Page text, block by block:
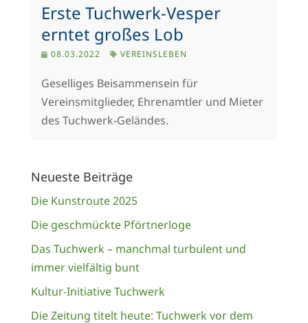
Erste Tuchwerk-Vesper
erntet großes Lob
08.03.2022 VEREINSLEBEN
Geselliges Beisammensein für
Vereinsmitglieder, Ehrenamtler und Mieter
des Tuchwerk-Geländes.
Neueste Beiträge
Die Kunstroute 2025
Die geschmückte Pförtnerloge
Das Tuchwerk – manchmal turbulent und
immer vielfältig bunt
Kultur-Initiative Tuchwerk
Die Zeitung titelt heute: Tuchwerk vor dem